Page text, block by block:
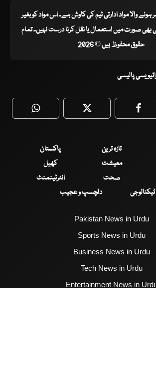
ہونے والا مواد ادارتی ٹیم کی کاوش ہے۔ اس مواد کو بغیر
صورت میں استعمال یا نقل کرنا درست نہیں۔ تمام
حقوق محفوظ ہیں © 2026
پالیسی
WhatsApp Twitter
تازہ ترین
پاکستان
معیشت
کھیل
صحت
انٹرٹینمنٹ
ٹیکنالوجی
دلچسپ و عجیب
Pakistan News in Urdu
Sports News in Urdu
Business News in Urdu
Tech News in Urdu
Entertainment News in